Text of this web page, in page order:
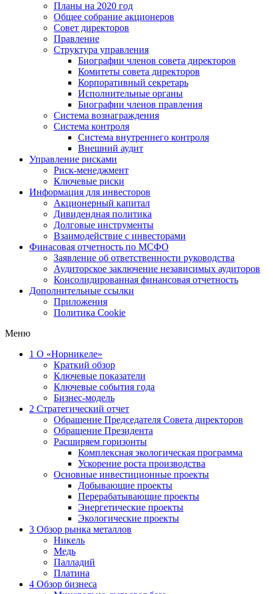
Планы на 2020 год
Общее собрание акционеров
Совет директоров
Правление
Структура управления
Биографии членов совета директоров
Комитеты совета директоров
Корпоративный секретарь
Исполнительные органы
Биографии членов правления
Система вознаграждения
Система контроля
Система внутреннего контроля
Внешний аудит
Управление рисками
Риск-менеджмент
Ключевые риски
Информация для инвесторов
Акционерный капитал
Дивидендная политика
Долговые инструменты
Взаимодействие с инвеcторами
Финасовая отчетность по МСФО
Заявление об ответственности руководства
Аудиторское заключение независимых аудиторов
Консолидированная финансовая отчетность
Дополнительные ссылки
Приложения
Политика Cookie
Меню
1 О «Норникеле»
Краткий обзор
Ключевые показатели
Ключевые события года
Бизнес-модель
2 Стратегический отчет
Обращение Председателя Совета директоров
Обращение Президента
Расширяем горизонты
Комплексная экологическая программа
Ускорение роста производства
Основные инвестиционные проекты
Добывающие проекты
Перерабатывающие проекты
Энергетические проекты
Экологические проекты
3 Обзор рынка металлов
Никель
Медь
Палладий
Платина
4 Обзор бизнеса